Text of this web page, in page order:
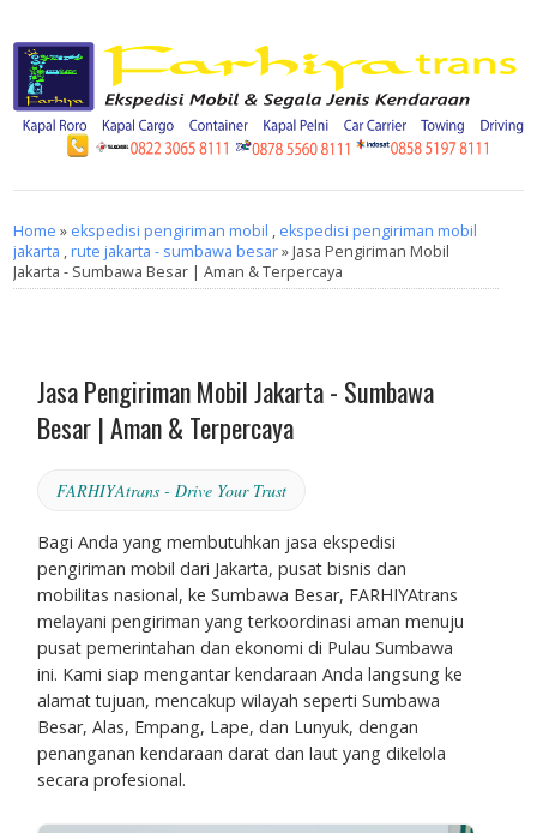
Home » ekspedisi pengiriman mobil , ekspedisi pengiriman mobil
jakarta ,rute jakarta - sumbawa besar» Jasa Pengiriman Mobil
Jakarta - Sumbawa Besar | Aman & Terpercaya
Jasa Pengiriman Mobil Jakarta - Sumbawa
Besar | Aman & Terpercaya
FARHIYAtrans - Drive Your Trust
Bagi Anda yang membutuhkan jasa ekspedisi
pengiriman mobil dari Jakarta, pusat bisnis dan
mobilitas nasional, ke Sumbawa Besar, FARHIYAtrans
melayani pengiriman yang terkoordinasi aman menuju
pusat pemerintahan dan ekonomi di Pulau Sumbawa
ini. Kami siap mengantar kendaraan Anda langsung ke
alamat tujuan, mencakup wilayah seperti Sumbawa
Besar, Alas, Empang, Lape, dan Lunyuk, dengan
penanganan kendaraan darat dan laut yang dikelola
secara profesional.